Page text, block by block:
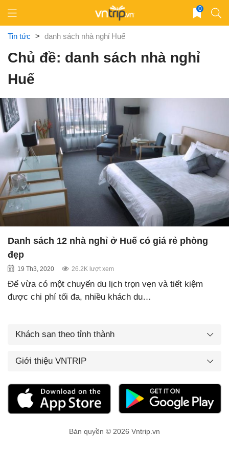
content
0
Tin tức > danh sách nhà nghỉ Huế
Chủ đề: danh sách nhà nghỉ
Huế
Danh sách 12 nhà nghỉ ở Huế có giá rẻ phòng
đẹp
19 Th3, 2020 26.2K lượt xem
Để vừa có một chuyến du lịch trọn vẹn và tiết kiệm
được chi phí tối đa, nhiều khách du…
Khách sạn theo tỉnh thành
Giới thiệu VNTRIP
Bản quyền © 2026 Vntrip.vn